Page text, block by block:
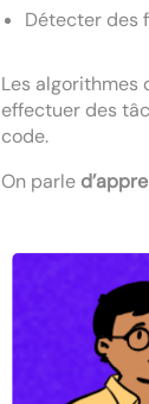
Détecter des
Les algorithmes
effectuer des
code.
On parle